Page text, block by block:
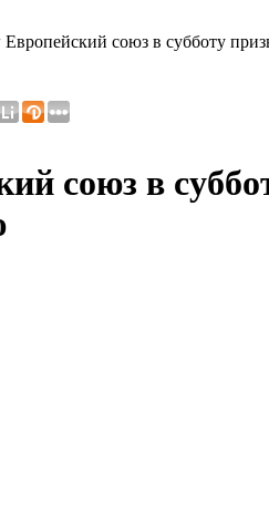
Европейский союз в субботу
союз в